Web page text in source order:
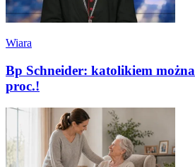
Wiara
Bp Schneider: katolikiem
proc.!